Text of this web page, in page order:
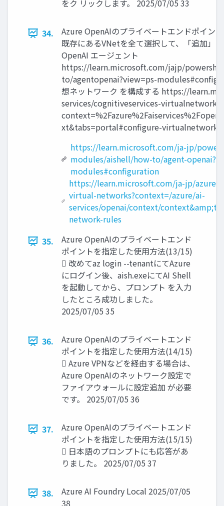
をク リックします。 2025/07/05 33
34.
Azure OpenAIのプライベートエンドポイン
既存にあるVNetを全て選択して、「追加」
OpenAI エージェント
https://learn.microsoft.com/jajp/
to/agentopenai?view=ps-
想ネットワーク を構成する https://
services/cognitiveservices-virtualnetworks?
xt&tabs=portal#configure-virtualnetwork-
https://learn.microsoft.com/ja-jp/
modules/aishell/how-to/agent-
modules#configuration
https://learn.microsoft.com/ja-jp/azure/
virtual-networks?context=/azure/ai-
services/openai/context/
network-rules
35.
Azure OpenAIのプライベートエンド
ポイントを指定した使用方法(13/15)
 改めてaz login --tenantにてAzure
にログイン後、aish.exeにてAI Shell
を起動してから、プロンプト を入力
したところ成功しました。
2025/07/05 35
36.
Azure OpenAIのプライベートエンド
ポイントを指定した使用方法(14/15)
 Azure VPNなどを経由する場合は、
Azure OpenAIのネットワーク設定で
ファイアウォールに設定追加 が必要
です。 2025/07/05 36
37.
Azure OpenAIのプライベートエンド
ポイントを指定した使用方法(15/15)
 日本語のプロンプトにも応答があ
りました。 2025/07/05 37
38.
Azure AI Foundry Local 2025/07/05
38